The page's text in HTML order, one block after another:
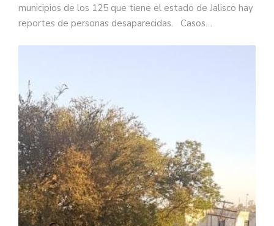
municipios de los 125 que tiene el estado de Jalisco hay
reportes de personas desaparecidas. Casos…